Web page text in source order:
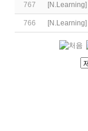
767 [N.Learning]
766 [N.Learning]